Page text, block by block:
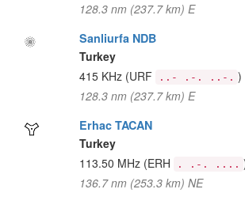
128.3 nm (237.7 km) E
Sanliurfa NDB
Turkey
415 KHz (URF ..- .-. ..-. )
128.3 nm (237.7 km) E
Erhac TACAN
Turkey
113.50 MHz (ERH . .-. ....
136.7 nm (253.3 km) NE